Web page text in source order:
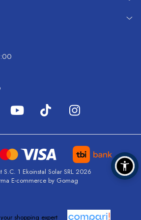
S.C. 1 Ekoinstal Solar SRL 2026
E-commerce by Gomag